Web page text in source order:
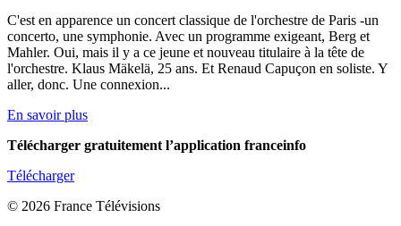
C'est en apparence un concert classique de l'orchestre de Paris -un
concerto, une symphonie. Avec un programme exigeant, Berg et
Mahler. Oui, mais il y a ce jeune et nouveau titulaire à la tête de
l'orchestre. Klaus Mäkelä, 25 ans. Et Renaud Capuçon en soliste. Y
aller, donc. Une connexion...
En savoir plus
Télécharger gratuitement l’application franceinfo
Télécharger
© 2026 France Télévisions